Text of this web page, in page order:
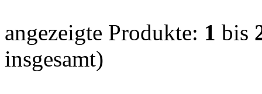
angezeigte Produkte: 1 bis
insgesamt)